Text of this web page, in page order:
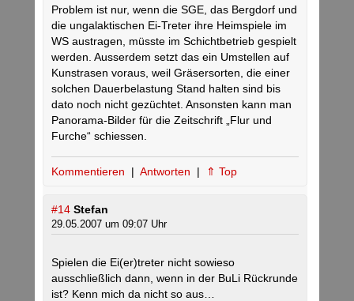
Problem ist nur, wenn die SGE, das Bergdorf und
die ungalaktischen Ei-Treter ihre Heimspiele im
WS austragen, müsste im Schichtbetrieb gespielt
werden. Ausserdem setzt das ein Umstellen auf
Kunstrasen voraus, weil Gräsersorten, die einer
solchen Dauerbelastung Stand halten sind bis
dato noch nicht gezüchtet. Ansonsten kann man
Panorama-Bilder für die Zeitschrift „Flur und
Furche“ schiessen.
Kommentieren | Antworten | ⇑ Top
#14 Stefan
29.05.2007 um 09:07 Uhr
Spielen die Ei(er)treter nicht sowieso
ausschließlich dann, wenn in der BuLi Rückrunde
ist? Kenn mich da nicht so aus…